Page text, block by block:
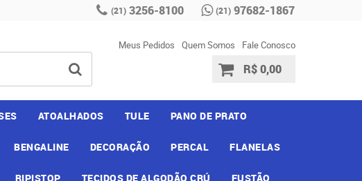
(21) 3256-8100 (21) 97682-1867
Meus Pedidos Quem Somos Fale Conosco
R$ 0,00
ATOALHADOS TULE PANO DE PRATO
BENGALINE DECORAÇÃO PERCAL FLANELAS
RIPISTOP TECIDOS DE ALGODÃO CRÚ FUSTÃO